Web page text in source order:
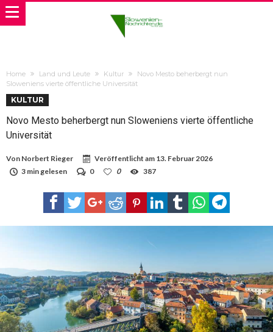
Home Land und Leute Kultur
Novo Mesto beherbergt nun
Sloweniens vierte öffentliche Universität
KULTUR
Novo Mesto beherbergt nun Sloweniens vierte öffentliche
Universität
Von Norbert Rieger Veröffentlicht am 13. Februar 2026
3 min gelesen
0 0 387